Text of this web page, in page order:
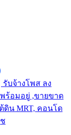
รับจ้างโพส ลง
ร้อมอยู่ ,ขายขาด
ดิน MRT, คอนโด